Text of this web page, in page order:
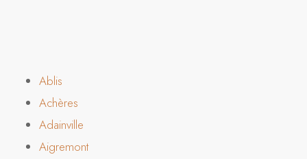
Ablis
Achères
Adainville
Aigremont